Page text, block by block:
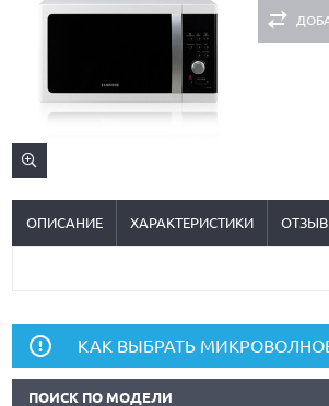
ОПИСАНИЕ ХАРАКТЕРИСТИКИ
КАК ВЫБРАТЬ
ПОИСК ПО МОДЕЛИ